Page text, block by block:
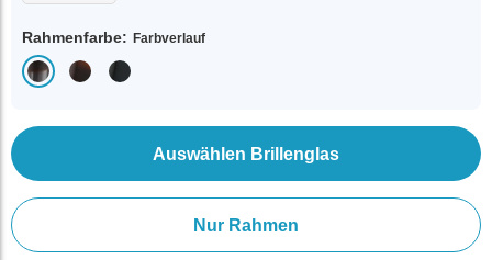
Rahmenfarbe: Farbverlauf
Auswählen Brillenglas
Nur Rahmen